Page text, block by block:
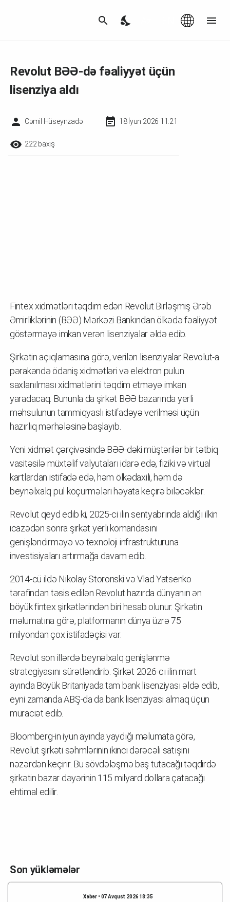
Revolut BƏƏ-də fəaliyyət üçün
lisenziya aldı
Cəmil Hüseynzadə 18 İyun 2026 11:21
222 baxış
Fintex xidmətləri təqdim edən Revolut Birləşmiş Ərəb
Əmirliklərinin (BƏƏ) Mərkəzi Bankından ölkədə fəaliyyət
göstərməyə imkan verən lisenziyalar əldə edib.
Şirkətin açıqlamasına görə, verilən lisenziyalar Revolut-a
pərakəndə ödəniş xidmətləri və elektron pulun
saxlanılması xidmətlərini təqdim etməyə imkan
yaradacaq. Bununla da şirkət BƏƏ bazarında yerli
məhsulunun tammiqyaslı istifadəyə verilməsi üçün
hazırlıq mərhələsinə başlayıb.
Yeni xidmət çərçivəsində BƏƏ-dəki müştərilər bir tətbiq
vasitəsilə müxtəlif valyutaları idarə edə, fiziki və virtual
kartlardan istifadə edə, həm ölkədaxili, həm də
beynəlxalq pul köçürmələri həyata keçirə biləcəklər.
Revolut qeyd edib ki, 2025-ci ilin sentyabrında aldığı ilkin
icazədən sonra şirkət yerli komandasını
genişləndirməyə və texnoloji infrastrukturuna
investisiyaları artırmağa davam edib.
2014-cü ildə Nikolay Storonski və Vlad Yatsenko
tərəfindən təsis edilən Revolut hazırda dünyanın ən
böyük fintex şirkətlərindən biri hesab olunur. Şirkətin
məlumatına görə, platformanın dünya üzrə 75
milyondan çox istifadəçisi var.
Revolut son illərdə beynəlxalq genişlənmə
strategiyasını sürətləndirib. Şirkət 2026-cı ilin mart
ayında Böyük Britaniyada tam bank lisenziyası əldə edib,
eyni zamanda ABŞ-da da bank lisenziyası almaq üçün
müraciət edib.
Bloomberg-in iyun ayında yaydığı məlumata görə,
Revolut şirkəti səhmlərinin ikinci dərəcəli satışını
nəzərdən keçirir. Bu sövdələşmə baş tutacağı təqdirdə
şirkətin bazar dəyərinin 115 milyard dollara çatacağı
ehtimal edilir.
Son yükləmələr
Xəbər • 07 Avqust 2026 18:35